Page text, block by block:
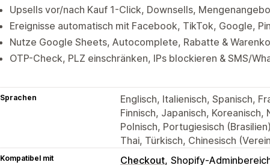
Upsells vor/nach Kauf 1-Click, Downsells,
Ereignisse automatisch mit Facebook, TikTok, Google,
Nutze Google Sheets, Autocomplete, Rabatte &
OTP-Check, PLZ einschränken, IPs blockieren & SMS/
Sprachen
Englisch, Italienisch, Spanisch,
Finnisch, Japanisch,
Polnisch, Portugiesisch
Thai, Türkisch, Chinesisch
Kompatibel mit Checkout Shopify-